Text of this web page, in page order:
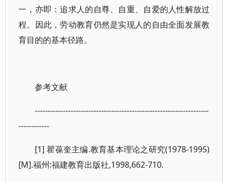
一，亦即：追求人的自尊、自重、自爱的人性解放过
程。因此，劳动教育仍然是实现人的自由全面发展教
育目的的基本径路。
参考文献
--------------------------------------------------------------------
------------
[1] 瞿葆奎主编.教育基本理论之研究(1978-1995)
[M].福州:福建教育出版社,1998,662-710.